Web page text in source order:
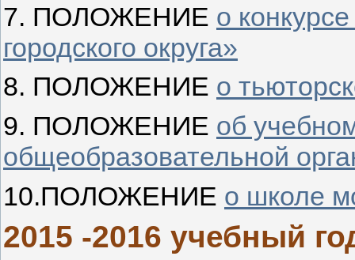
7. ПОЛОЖЕНИЕ о
городского округа»
8. ПОЛОЖЕНИЕ о
9. ПОЛОЖЕНИЕ об
общеобразовательной
10.ПОЛОЖЕНИЕ о школе
2015 -2016 учебный